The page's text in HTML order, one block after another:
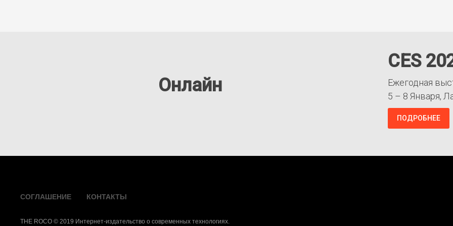
Онлайн
CES
Ежегодная
5 – 8 Января,
ПОДРОБНЕЕ
СОГЛАШЕНИЕ КОНТАКТЫ
THE ROCO © 2019 Интернет-издательство о современных технологиях.